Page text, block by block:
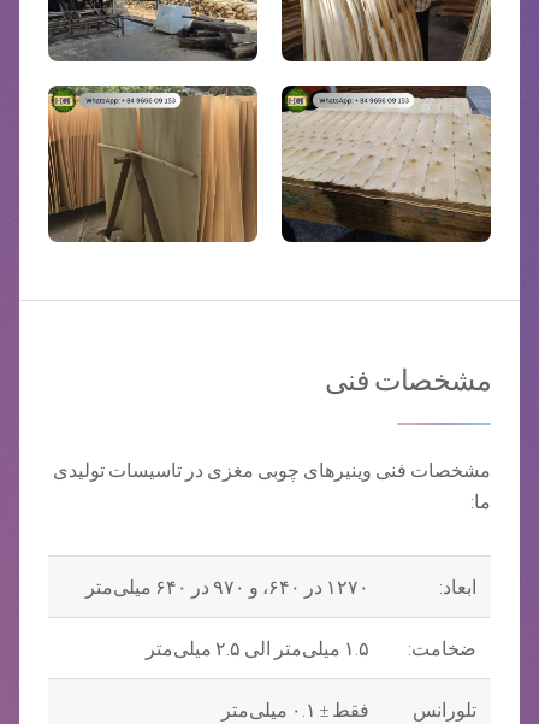
مشخصات فنی
مشخصات فنی وینیرهای چوبی مغزی در تاسیسات تولیدی
ما:
ابعاد: ۱۲۷۰ در ۶۴۰، و ۹۷۰ در ۶۴۰ میلی‌متر
ضخامت: ۱.۵ میلی‌متر الی ۲.۵ میلی‌متر
تلورانس
فقط ± ۰.۱ میلی‌متر